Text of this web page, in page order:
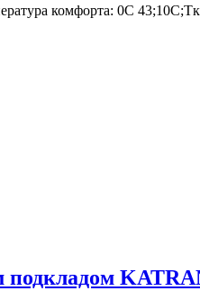
комфорта: 0C